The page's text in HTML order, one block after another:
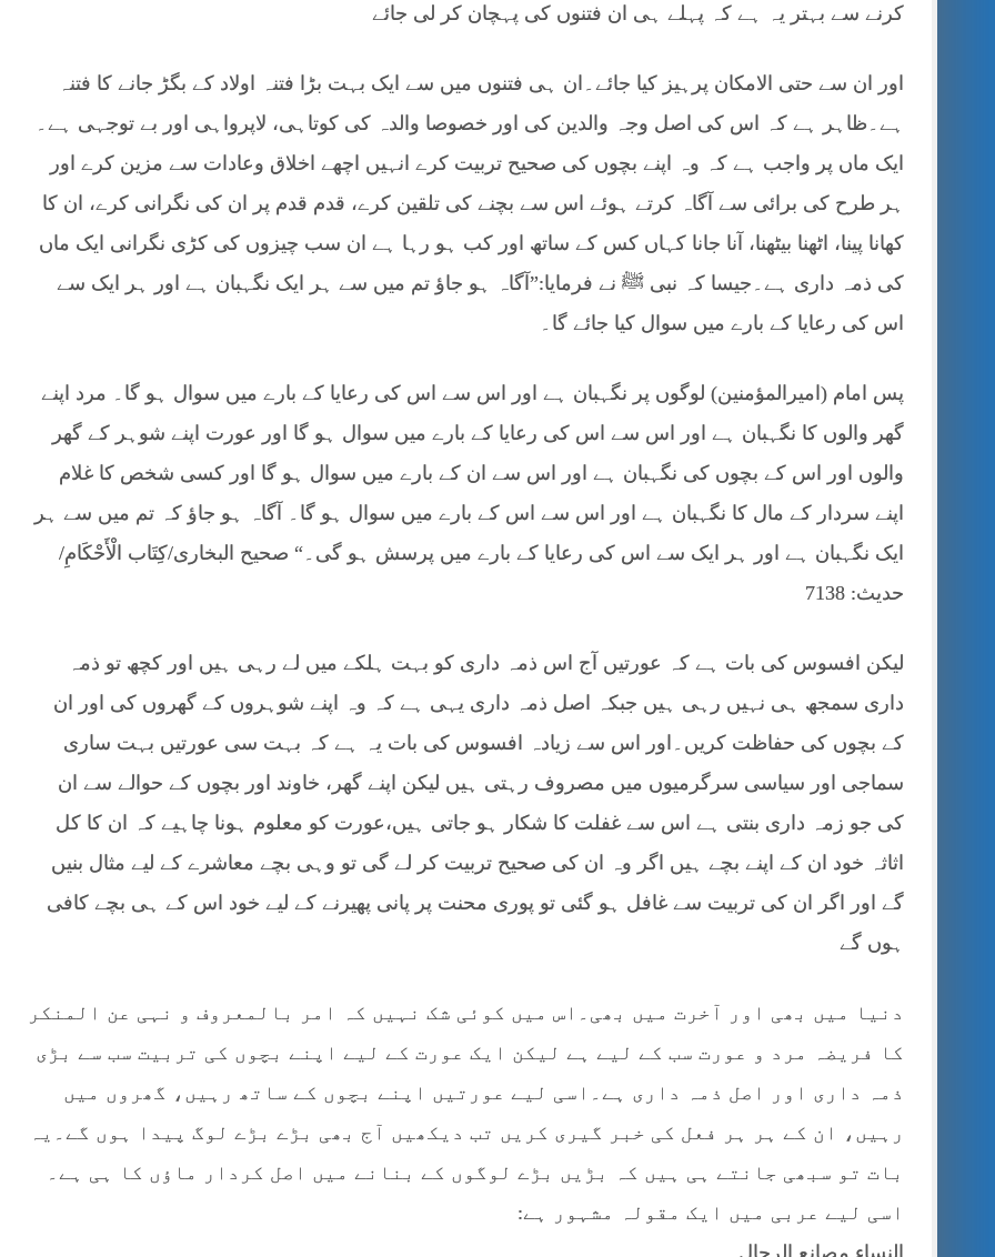
کرنے سے بہتر یہ ہے کہ پہلے ہی ان فتنوں کی پہچان کر لی جائے
اور ان سے حتی الامکان پرہیز کیا جائے۔ان ہی فتنوں میں سے ایک بہت بڑا فتنہ اولاد کے بگڑ جانے کا فتنہ
ہے۔ظاہر ہے کہ اس کی اصل وجہ والدین کی اور خصوصا والدہ کی کوتاہی، لاپرواہی اور بے توجہی ہے۔
ایک ماں پر واجب ہے کہ وہ اپنے بچوں کی صحیح تربیت کرے انہیں اچھے اخلاق وعادات سے مزین کرے اور
ہر طرح کی برائی سے آگاہ کرتے ہوئے اس سے بچنے کی تلقین کرے، قدم قدم پر ان کی نگرانی کرے، ان کا
کھانا پینا، اٹھنا بیٹھنا، آنا جانا کہاں کس کے ساتھ اور کب ہو رہا ہے ان سب چیزوں کی کڑی نگرانی ایک ماں
کی ذمہ داری ہے۔جیسا کہ نبی ﷺ نے فرمایا:”آگاہ ہو جاؤ تم میں سے ہر ایک نگہبان ہے اور ہر ایک سے
اس کی رعایا کے بارے میں سوال کیا جائے گا۔
پس امام (امیرالمؤمنین) لوگوں پر نگہبان ہے اور اس سے اس کی رعایا کے بارے میں سوال ہو گا۔ مرد اپنے
گھر والوں کا نگہبان ہے اور اس سے اس کی رعایا کے بارے میں سوال ہو گا اور عورت اپنے شوہر کے گھر
والوں اور اس کے بچوں کی نگہبان ہے اور اس سے ان کے بارے میں سوال ہو گا اور کسی شخص کا غلام
اپنے سردار کے مال کا نگہبان ہے اور اس سے اس کے بارے میں سوال ہو گا۔ آگاہ ہو جاؤ کہ تم میں سے ہر
ایک نگہبان ہے اور ہر ایک سے اس کی رعایا کے بارے میں پرسش ہو گی۔“ صحیح البخاری/کِتَاب الْأَحْکَامِ/
حدیث: 7138
لیکن افسوس کی بات ہے کہ عورتیں آج اس ذمہ داری کو بہت ہلکے میں لے رہی ہیں اور کچھ تو ذمہ
داری سمجھ ہی نہیں رہی ہیں جبکہ اصل ذمہ داری یہی ہے کہ وہ اپنے شوہروں کے گھروں کی اور ان
کے بچوں کی حفاظت کریں۔اور اس سے زیادہ افسوس کی بات یہ ہے کہ بہت سی عورتیں بہت ساری
سماجی اور سیاسی سرگرمیوں میں مصروف رہتی ہیں لیکن اپنے گھر، خاوند اور بچوں کے حوالے سے ان
کی جو زمہ داری بنتی ہے اس سے غفلت کا شکار ہو جاتی ہیں،عورت کو معلوم ہونا چاہیے کہ ان کا کل
اثاثہ خود ان کے اپنے بچے ہیں اگر وہ ان کی صحیح تربیت کر لے گی تو وہی بچے معاشرے کے لیے مثال بنیں
گے اور اگر ان کی تربیت سے غافل ہو گئی تو پوری محنت پر پانی پھیرنے کے لیے خود اس کے ہی بچے کافی
ہوں گے
دنیا میں بھی اور آخرت میں بھی۔اس میں کوئی شک نہیں کہ امر بالمعروف و نہی عن المنکر
کا فریضہ مرد و عورت سب کے لیے ہے لیکن ایک عورت کے لیے اپنے بچوں کی تربیت سب سے بڑی
ذمہ داری اور اصل ذمہ داری ہے۔اسی لیے عورتیں اپنے بچوں کے ساتھ رہیں، گھروں میں
رہیں، ان کے ہر ہر فعل کی خبر گیری کریں تب دیکھیں آج بھی بڑے بڑے لوگ پیدا ہوں گے۔یہ
بات تو سبھی جانتے ہی ہیں کہ بڑیں بڑے لوگوں کے بنانے میں اصل کردار ماؤں کا ہی ہے۔
اسی لیے عربی میں ایک مقولہ مشہور ہے:
النساء مصانع الرجال